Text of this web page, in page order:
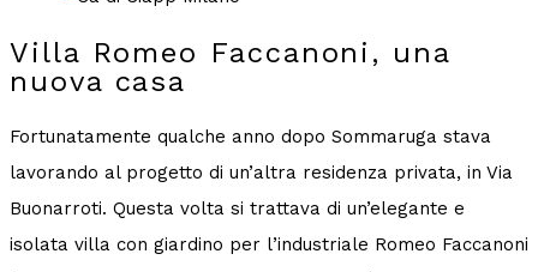
Villa Romeo Faccanoni, una
nuova casa
Fortunatamente qualche anno dopo Sommaruga stava
lavorando al progetto di un’altra residenza privata, in Via
Buonarroti. Questa volta si trattava di un’elegante e
isolata villa con giardino per l’industriale Romeo Faccanoni